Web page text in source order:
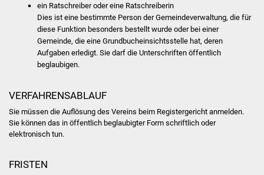
Schulen
Kindergärten
Soziale Einrichtungen
ein Ratschreiber oder eine Ratschreiberin
Dies ist eine bestimmte Person der Gemeindeverwaltung, die für
diese Funktion besonders bestellt wurde oder bei einer
Gemeinde, die eine Grundbucheinsichtsstelle hat, deren
Aufgaben erledigt. Sie darf die Unterschriften öffentlich
beglaubigen.
VERFAHRENSABLAUF
Sie müssen die Auflösung des Vereins beim Registergericht anmelden.
Sie können das in öffentlich beglaubigter Form schriftlich oder
elektronisch tun.
FRISTEN